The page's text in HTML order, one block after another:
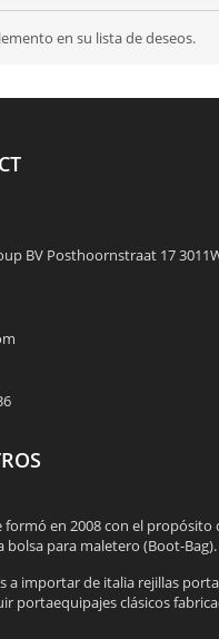
en su lista de deseos.
BV Posthoornstraat 17
formó en 2008 con el propósito
para maletero (Boot-Bag).
a importar de italia rejillas
portaequipajes clásicos